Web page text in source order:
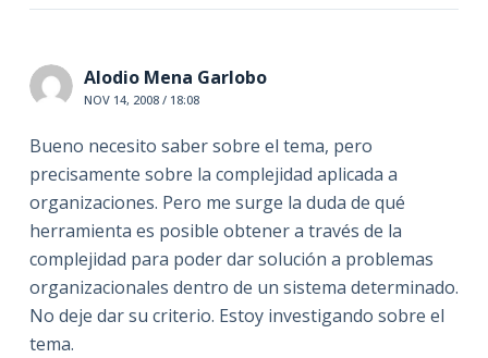
Alodio Mena Garlobo
NOV 14, 2008 / 18:08
Bueno necesito saber sobre el tema, pero
precisamente sobre la complejidad aplicada a
organizaciones. Pero me surge la duda de qué
herramienta es posible obtener a través de la
complejidad para poder dar solución a problemas
organizacionales dentro de un sistema determinado.
No deje dar su criterio. Estoy investigando sobre el
tema.